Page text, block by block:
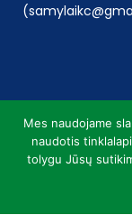
Mes naudojame
naudotis
tolygu Jūsų